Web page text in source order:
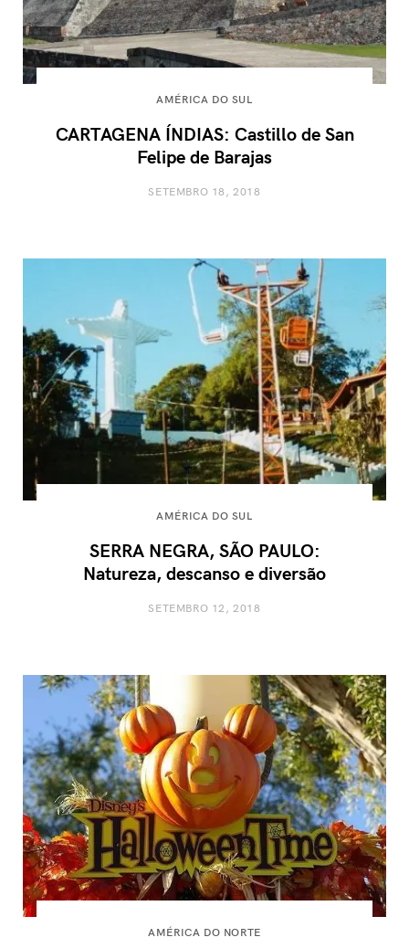
AMÉRICA DO SUL
CARTAGENA ÍNDIAS: Castillo de San
Felipe de Barajas
SETEMBRO 18, 2018
AMÉRICA DO SUL
SERRA NEGRA, SÃO PAULO:
Natureza, descanso e diversão
SETEMBRO 12, 2018
AMÉRICA DO NORTE